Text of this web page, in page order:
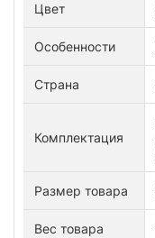
Цвет
Особенности
Страна
Комплектация
Размер товара
Вес товара